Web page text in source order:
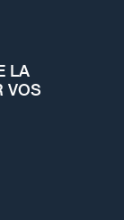
LA
VOS